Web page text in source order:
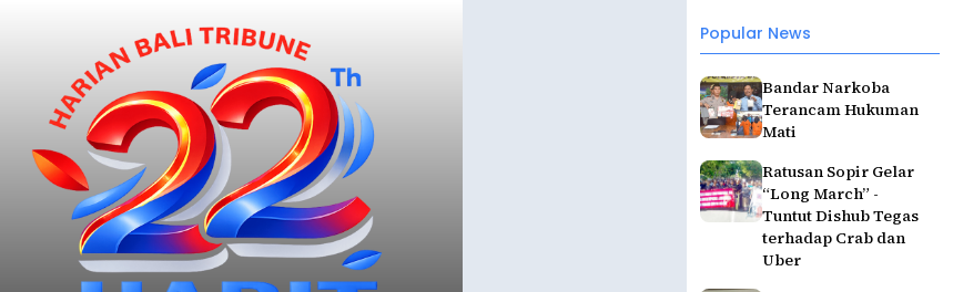
Popular News
Bandar Narkoba
Terancam Hukuman
Mati
Ratusan Sopir Gelar
“Long March” -
Tuntut Dishub Tegas
terhadap Crab dan
Uber